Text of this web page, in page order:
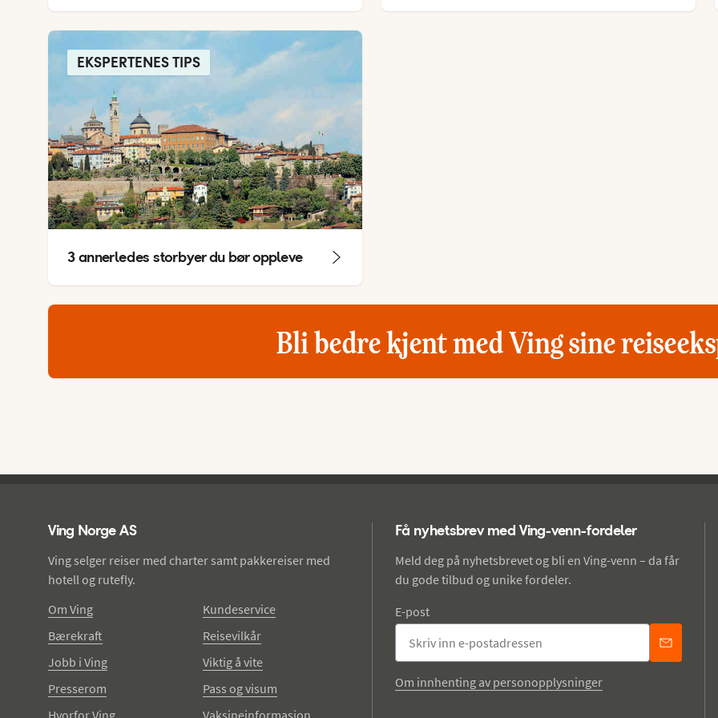
EKSPERTENES TIPS
3 annerledes storbyer du bør oppleve
Bli bedre kjent med Ving sine
Ving Norge AS
Ving selger reiser med charter samt pakkereiser med
hotell og rutefly.
Om Ving
Bærekraft
Jobb i Ving
Presserom
Kundeservice
Reisevilkår
Viktig å vite
Pass og visum
Få nyhetsbrev med Ving-venn-fordeler
Meld deg på nyhetsbrevet og bli en Ving-venn – da får
du gode tilbud og unike fordeler.
E-post
Om innhenting av personopplysninger